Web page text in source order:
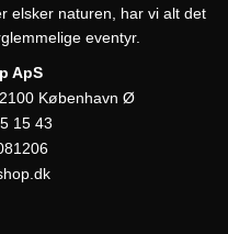
elsker naturen, har vi alt det
eventyr.
ApS
København Ø
15 43